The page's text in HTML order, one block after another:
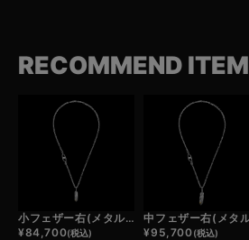
RECOMMEND ITEM
小フェザー右(メタル)×チェーン(プレーンフープ＋プレーンフック)/ネックレスカスタム
¥84,700(税込)
¥95,700(税込)